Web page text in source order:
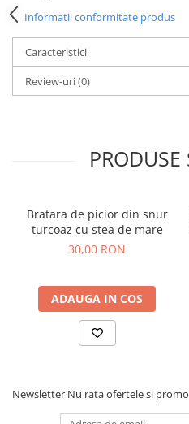
Informatii conformitate produs
Caracteristici
Review-uri(0)
Bratara de picior din snur
turcoaz cu stea de mare
30,00 RON
ADAUGA IN COS
Newsletter Nu rata ofertele si